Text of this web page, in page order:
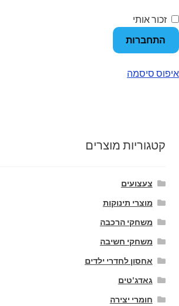
משחקי חצר לגן ילדים
פופים
זכור אותי
התחברות
איפוס סיסמה
קטגוריות מוצרים
צעצועים
מוצרי תינוקות
משחקי הרכבה
משחקי חשיבה
אחסון לחדרי ילדים
גאדג'טים
חומרי יצירה